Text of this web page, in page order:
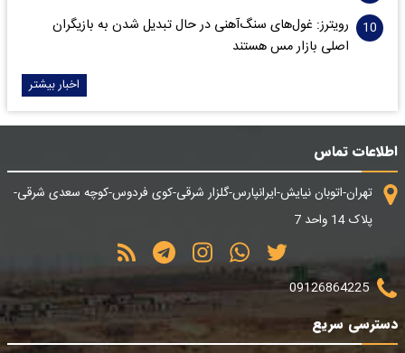
رویترز: غول‌های سنگ‌آهنی‌ در حال تبدیل شدن به بازیگران
اصلی بازار مس هستند
اخبار بیشتر
اطلاعات تماس
تهران-اتوبان نیایش-ایرانپارس-گلزار شرقی-کوی فردوس-کوچه سعدی شرقی-
پلاک 14 واحد 7
09126864225
دسترسی سریع